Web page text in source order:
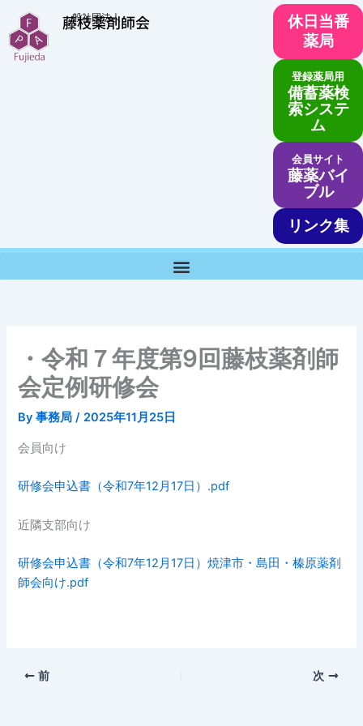
を
一般社団法人
藤枝薬剤師会
休日当番
薬局
登録薬局用
備蓄薬検
索システ
ム
会員サイト
藤薬バイ
ブル
リンク集
・令和７年度第9回藤枝薬剤師
会定例研修会
By事務局/ 2025年11月25日
会員向け
研修会申込書（令和7年12月17日）.pdf
近隣支部向け
研修会申込書（令和7年12月17日）焼津市・島田・榛原薬剤
師会向け.pdf
前 次